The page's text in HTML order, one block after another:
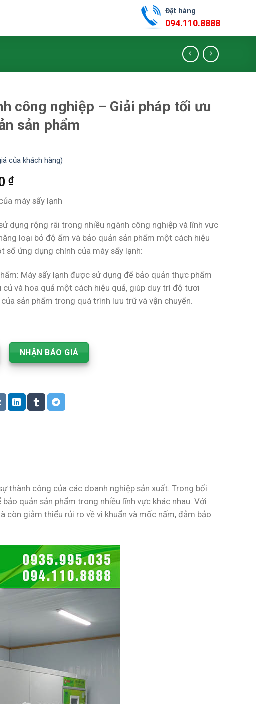
Đặt hàng
094.110.8888
công nghiệp – Giải pháp tối ưu
sản phẩm
của khách hàng)
₫
máy sấy lạnh
dụng rộng rãi trong nhiều ngành công nghiệp và lĩnh vực
loại bỏ độ ẩm và bảo quản sản phẩm một cách hiệu
số ứng dụng chính của máy sấy lạnh:
Máy sấy lạnh được sử dụng để bảo quản thực phẩm
củ và hoa quả một cách hiệu quả, giúp duy trì độ tươi
sản phẩm trong quá trình lưu trữ và vận chuyển.
NHẬN BÁO GIÁ
thành công của các doanh nghiệp sản xuất. Trong bối
quản sản phẩm trong nhiều lĩnh vực khác nhau. Với
còn giảm thiểu rủi ro về vi khuẩn và mốc nấm, đảm bảo